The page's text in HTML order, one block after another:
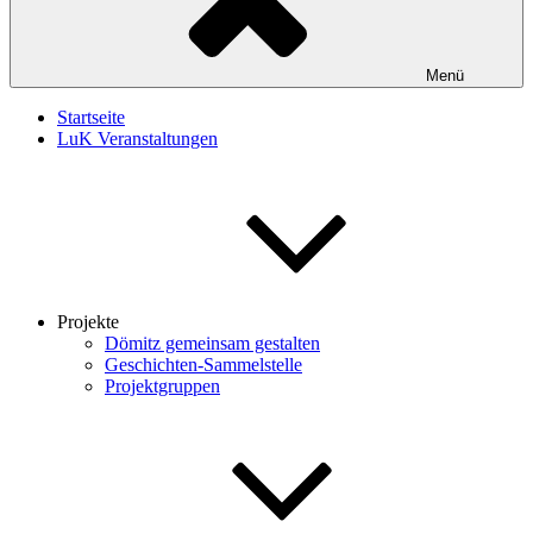
Menü
Startseite
LuK Veranstaltungen
Projekte
Dömitz gemeinsam gestalten
Geschichten-Sammelstelle
Projektgruppen